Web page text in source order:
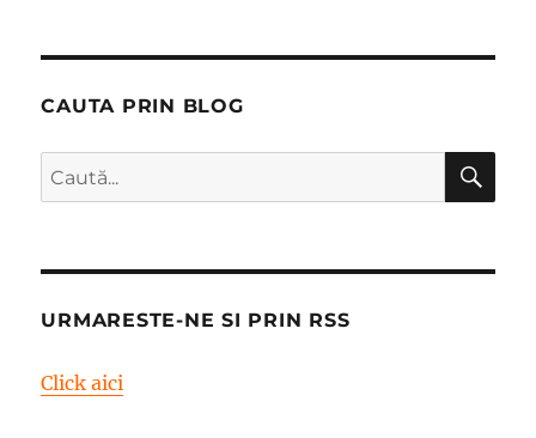
CAUTA PRIN BLOG
Caută
după:
URMARESTE-NE SI PRIN RSS
Click aici